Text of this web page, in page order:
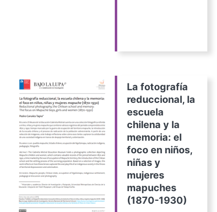
La fotografía
reduccional, la
escuela
chilena y la
memoria: el
foco en niños,
niñas y
mujeres
mapuches
(1870-1930)